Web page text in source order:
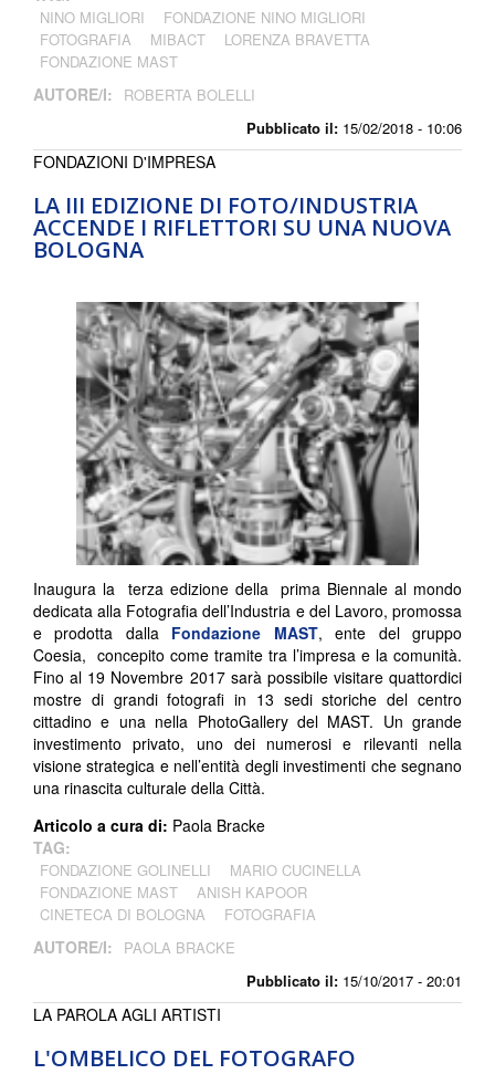
Pubblicato il: 15/02/2018 - 10:06
NINO MIGLIORI
FONDAZIONE NINO MIGLIORI
FOTOGRAFIA
MIBACT
LORENZA BRAVETTA
FONDAZIONE MAST
AUTORE/I: ROBERTA BOLELLI
LA III EDIZIONE DI FOTO/INDUSTRIA
ACCENDE I RIFLETTORI SU UNA NUOVA
BOLOGNA
Pubblicato il: 15/10/2017 - 20:01
FONDAZIONI D'IMPRESA
Inaugura la terza edizione della prima Biennale al mondo
dedicata alla Fotografia dell’Industria e del Lavoro, promossa
e prodotta dalla Fondazione MAST, ente del gruppo
Coesia, concepito come tramite tra l’impresa e la comunità.
Fino al 19 Novembre 2017 sarà possibile visitare quattordici
mostre di grandi fotografi in 13 sedi storiche del centro
cittadino e una nella PhotoGallery del MAST. Un grande
investimento privato, uno dei numerosi e rilevanti nella
visione strategica e nell’entità degli investimenti che segnano
una rinascita culturale della Città.
Articolo a cura di: Paola Bracke
TAG:
FONDAZIONE GOLINELLI
MARIO CUCINELLA
FONDAZIONE MAST
ANISH KAPOOR
CINETECA DI BOLOGNA
FOTOGRAFIA
AUTORE/I: PAOLA BRACKE
L'OMBELICO DEL FOTOGRAFO
LA PAROLA AGLI ARTISTI